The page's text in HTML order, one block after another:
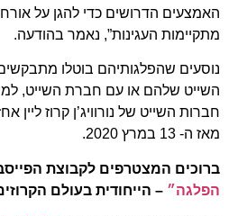
האמצעים הדרושים כדי להגן על
מתקיימות העגינות”, נאמר בהודעה.
נוסעים שהפלגותיהם בוטלו
השייט שלהם או עם חברת השייט,
חברות השייט של נורוויג’ן קרוז ליין
מאז ה- 13 במרץ 2020.
ברוכים המצטרפים לקבוצת
הפלגה״ – הייחודית בעולם